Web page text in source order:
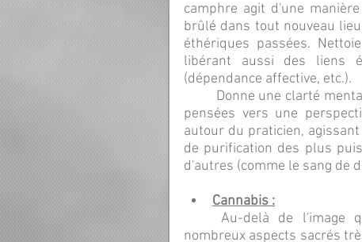
camphre agit d'une
brûlé dans tout nouveau
éthériques passées.
libérant aussi des liens
(dépendance affective, etc.).
pensées vers une
autour du praticien,
de purification des plus
d'autres (comme le sang de
Cannabis :
	Au-delà de l'image que peut véhiculer cette plante, elle possède de
nombreux aspects sacrés